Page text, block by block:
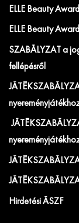
ELLE Beauty
ELLE Beauty
SZABÁLYZAT a
fellépésről
Hirdetési ÁSZF